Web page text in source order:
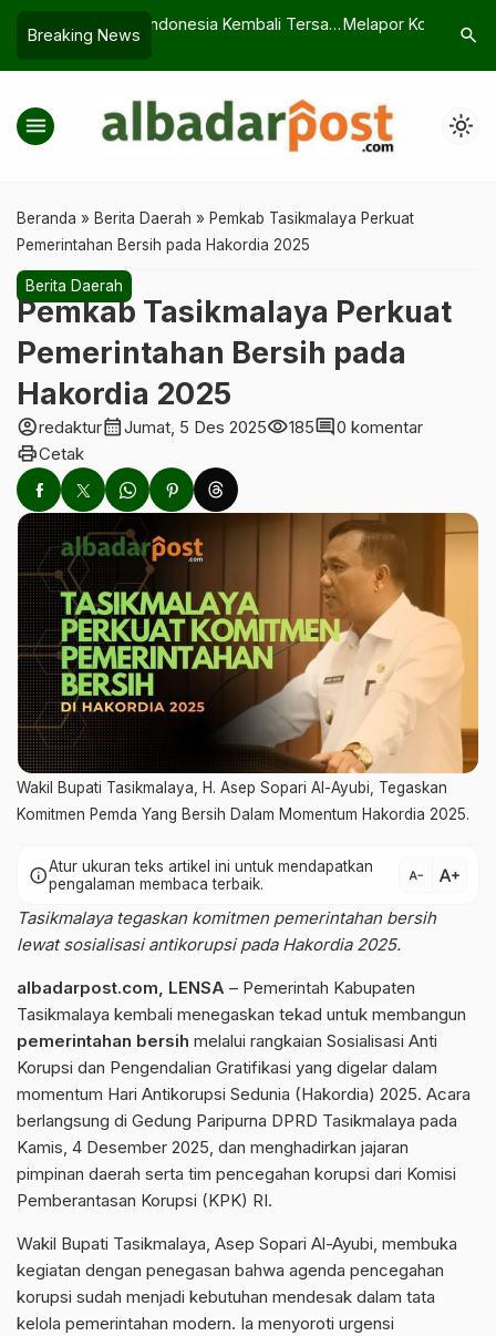
Breaking News
Melapor Korupsi, Kerap Terasa
441search
menu light_mode
Beranda » Berita Daerah » Pemkab Tasikmalaya Perkuat
Pemerintahan Bersih pada Hakordia 2025
Berita Daerah
Pemkab Tasikmalaya Perkuat
Pemerintahan Bersih pada
Hakordia 2025
account_circleredakturcalendar_monthJumat, 5 Des 2025visibility185comment0 komentar
printCetak
Wakil Bupati Tasikmalaya, H. Asep Sopari Al-Ayubi, Tegaskan
Komitmen Pemda Yang Bersih Dalam Momentum Hakordia 2025.
infoAtur ukuran teks artikel ini untuk mendapatkan
pengalaman membaca terbaik.
text_decrease text_increase
Tasikmalaya tegaskan komitmen pemerintahan bersih
lewat sosialisasi antikorupsi pada Hakordia 2025.
albadarpost.com, LENSA – Pemerintah Kabupaten
Tasikmalaya kembali menegaskan tekad untuk membangun
pemerintahan bersih melalui rangkaian Sosialisasi Anti
Korupsi dan Pengendalian Gratifikasi yang digelar dalam
momentum Hari Antikorupsi Sedunia (Hakordia) 2025. Acara
berlangsung di Gedung Paripurna DPRD Tasikmalaya pada
Kamis, 4 Desember 2025, dan menghadirkan jajaran
pimpinan daerah serta tim pencegahan korupsi dari Komisi
Pemberantasan Korupsi (KPK) RI.
Wakil Bupati Tasikmalaya, Asep Sopari Al-Ayubi, membuka
kegiatan dengan penegasan bahwa agenda pencegahan
korupsi sudah menjadi kebutuhan mendesak dalam tata
kelola pemerintahan modern. Ia menyoroti urgensi